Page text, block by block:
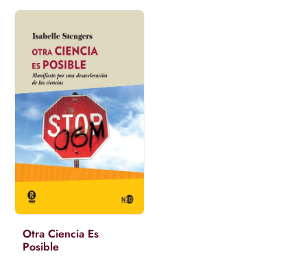
Otra Ciencia Es
Posible